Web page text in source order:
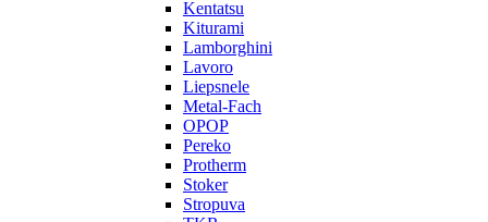
Kentatsu
Kiturami
Lamborghini
Lavoro
Liepsnele
Metal-Fach
OPOP
Pereko
Protherm
Stoker
Stropuva